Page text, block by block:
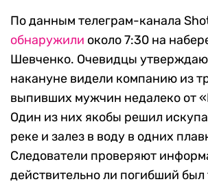
По данным телеграм-канала
обнаружили около 7:30 на
Шевченко. Очевидцы
накануне видели компанию из
выпивших мужчин недалеко от
Один из них якобы решил
реке и залез в воду в одних
Следователи проверяют
действительно ли погибший